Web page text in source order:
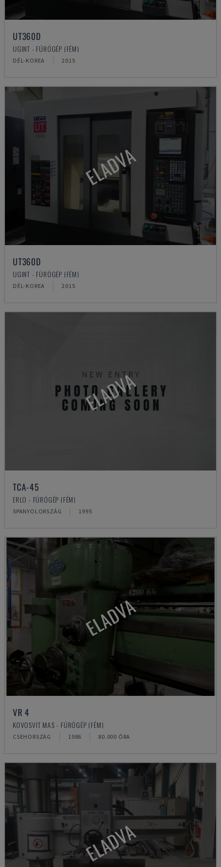
UT360D
UGINT - FÚRÓGÉP (FÉM)
DÉL-KOREA 2015
ELADVA
UT360D
UGINT - FÚRÓGÉP (FÉM)
DÉL-KOREA 2015
ELADVA
TCA-45
ERLO - FÚRÓGÉP (FÉM)
SPANYOLORSZÁG 1995
ELADVA
VR 4
KOVOSVIT MAS - FÚRÓGÉP (FÉM)
CSEHORSZÁG 1986 80.000 ÓRA
ELADVA